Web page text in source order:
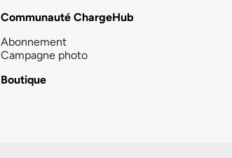
Communauté ChargeHub
Abonnement
Campagne photo
Boutique